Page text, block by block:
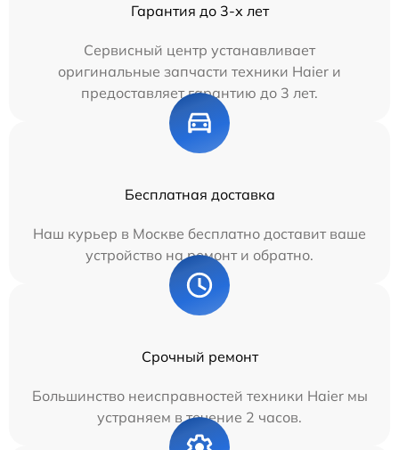
Гарантия до 3-х лет
Сервисный центр устанавливает
оригинальные запчасти техники Haier и
предоставляет гарантию до 3 лет.
Бесплатная доставка
Наш курьер в Москве бесплатно доставит ваше
устройство на ремонт и обратно.
Срочный ремонт
Большинство неисправностей техники Haier мы
устраняем в течение 2 часов.